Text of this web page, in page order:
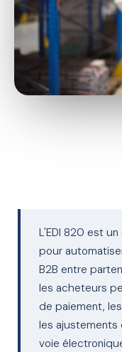
L'EDI 820 est
pour
B2B entre
les acheteurs
de paiement,
les ajustements
voie